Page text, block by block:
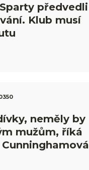
předvedli
Klub musí
neměly by
mužům, říká